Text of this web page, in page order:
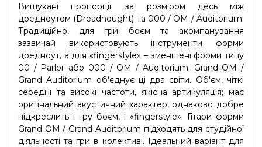
Вишукані пропорції: за розміром десь між
дредноутом (Dreadnought) та 000 / OM / Auditorium.
Традиційно, для гри боєм та акомпанування
зазвичай використовують інструменти форми
дредноут, а для «fingerstyle» – зменшені форми типу
00 / Parlor або 000 / OM / Auditorium. Grand OM /
Grand Auditorium об'єднує ці два світи. Об'єм, чіткі
середні та високі частоти, якісна артикуляція; має
оригінальний акустичний характер, однаково добре
підкреслить і гру боєм, і «fingerstyle». Гітари форми
Grand OM / Grand Auditorium підходять для студійної
діяльності та гри в колективі. Ідеальний варіант для